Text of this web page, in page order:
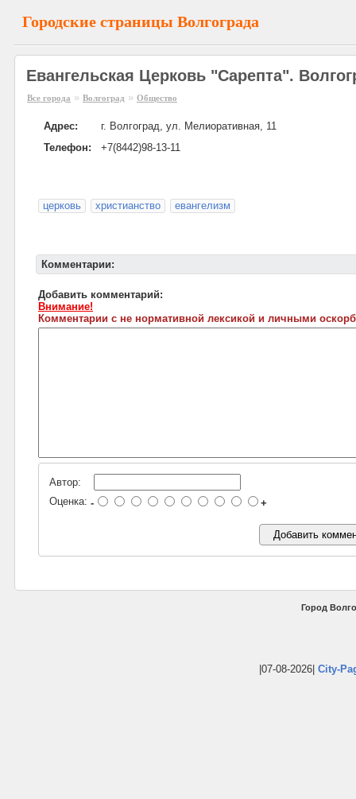
Городские страницы Волгограда
Евангельская Церковь "Сарепта".
Все города » Волгоград » Общество
Адрес:
г. Волгоград, ул. Мелиоративная, 11
Телефон:
+7(8442)98-13-11
церковь христианство евангелизм
Комментарии:
Добавить комментарий:
Внимание!
Комментарии с не нормативной лексикой и личными
Автор:
Оценка: - +
Город
|07-08-2026| City-